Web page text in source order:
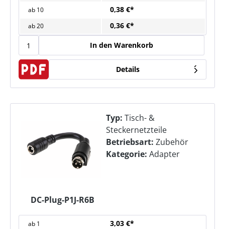
ab 10 0,38 €*
ab20 0,36 €*
In den Warenkorb
Details
DC-Plug-P1J-R6B
Typ: Tisch- &
Steckernetzteile
Betriebsart: Zubehör
Kategorie: Adapter
ab 1 3,03 €*